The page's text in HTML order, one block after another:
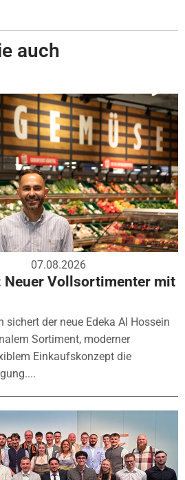
auch
07.08.2026
Neuer Vollsortimenter mit
sichert der neue Edeka Al Hossein
Sortiment, moderner
Einkaufskonzept die